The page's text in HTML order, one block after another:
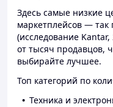
Здесь самые низкие
маркетплейсов — так
(исследование
от тысяч продавцов,
выбирайте лучшее.
Топ категорий по
Техника и